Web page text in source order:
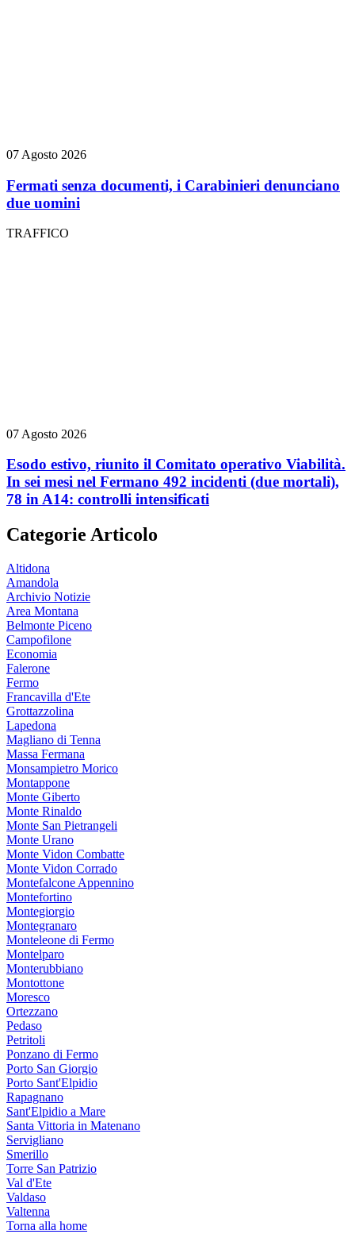
07 Agosto 2026
Fermati senza documenti, i Carabinieri denunciano
due uomini
TRAFFICO
07 Agosto 2026
Esodo estivo, riunito il Comitato operativo Viabilità.
In sei mesi nel Fermano 492 incidenti (due mortali),
78 in A14: controlli intensificati
Categorie Articolo
Altidona
Amandola
Archivio Notizie
Area Montana
Belmonte Piceno
Campofilone
Economia
Falerone
Fermo
Francavilla d'Ete
Grottazzolina
Lapedona
Magliano di Tenna
Massa Fermana
Monsampietro Morico
Montappone
Monte Giberto
Monte Rinaldo
Monte San Pietrangeli
Monte Urano
Monte Vidon Combatte
Monte Vidon Corrado
Montefalcone Appennino
Montefortino
Montegiorgio
Montegranaro
Monteleone di Fermo
Montelparo
Monterubbiano
Montottone
Moresco
Ortezzano
Pedaso
Petritoli
Ponzano di Fermo
Porto San Giorgio
Porto Sant'Elpidio
Rapagnano
Sant'Elpidio a Mare
Santa Vittoria in Matenano
Servigliano
Smerillo
Torre San Patrizio
Val d'Ete
Valdaso
Valtenna
Torna alla home